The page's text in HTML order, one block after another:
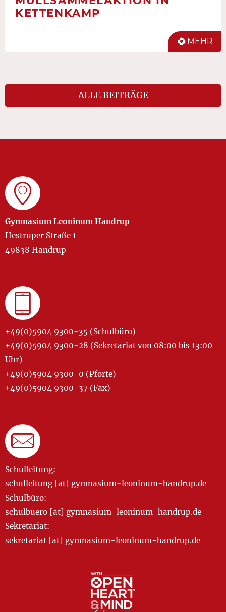
KETTENKAMP
MEHR
ALLE BEITRÄGE
Gymnasium Leoninum Handrup
Hestruper Straße 1
49838 Handrup
+49(0)5904 9300-35 (Schulbüro)
+49(0)5904 9300-28 (Sekretariat von 08:00 bis 13:00
Uhr)
+49(0)5904 9300-0 (Pforte)
+49(0)5904 9300-37 (Fax)
Schulleitung:
schulleitung [at] gymnasium-leoninum-handrup.de
Schulbüro:
schulbuero [at] gymnasium-leoninum-handrup.de
Sekretariat:
sekretariat [at] gymnasium-leoninum-handrup.de